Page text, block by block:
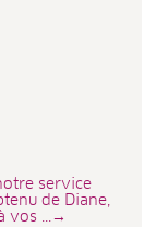
service
de Diane,
vos ...→